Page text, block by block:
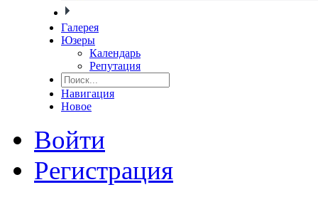
Галерея
Юзеры
Календарь
Репутация
Навигация
Новое
Войти
Регистрация